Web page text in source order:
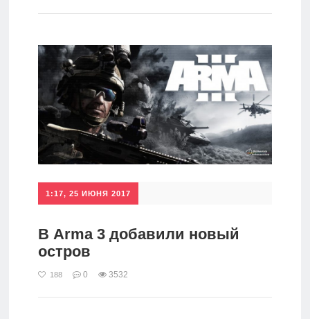
Мобильное
Культовые
игры
1:17, 25 ИЮНЯ 2017
В Arma 3 добавили новый
остров
188 0 3532